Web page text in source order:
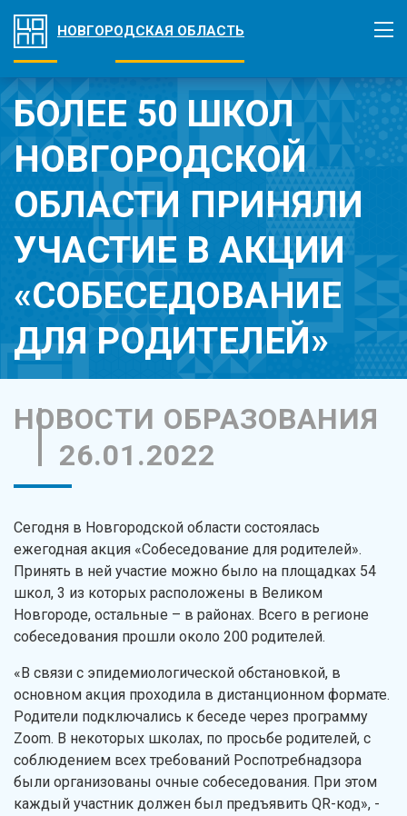
НОВГОРОДСКАЯ ОБЛАСТЬ
БОЛЕЕ 50 ШКОЛ
НОВГОРОДСКОЙ
ОБЛАСТИ ПРИНЯЛИ
УЧАСТИЕ В АКЦИИ
«СОБЕСЕДОВАНИЕ
ДЛЯ РОДИТЕЛЕЙ»
НОВОСТИ ОБРАЗОВАНИЯ
26.01.2022
Сегодня в Новгородской области состоялась
ежегодная акция «Собеседование для родителей».
Принять в ней участие можно было на площадках 54
школ, 3 из которых расположены в Великом
Новгороде, остальные – в районах. Всего в регионе
собеседования прошли около 200 родителей.
«В связи с эпидемиологической обстановкой, в
основном акция проходила в дистанционном формате.
Родители подключались к беседе через программу
Zoom. В некоторых школах, по просьбе родителей, с
соблюдением всех требований Роспотребнадзора
были организованы очные собеседования. При этом
каждый участник должен был предъявить QR-код», -